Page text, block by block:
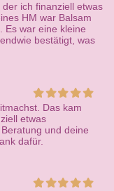
ich finanziell etwas
HM war Balsam
Es war eine kleine
bestätigt, was
Das kam
etwas
und deine
dafür.